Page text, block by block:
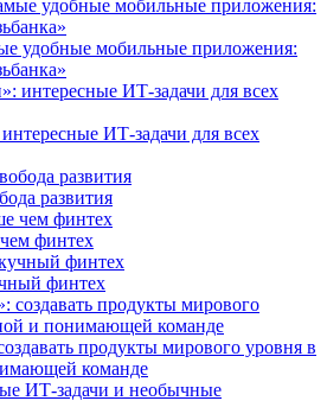
удобные мобильные приложения:
ИТ-задачи для всех
развития
финтех
финтех
продукты мирового уровня в
команде